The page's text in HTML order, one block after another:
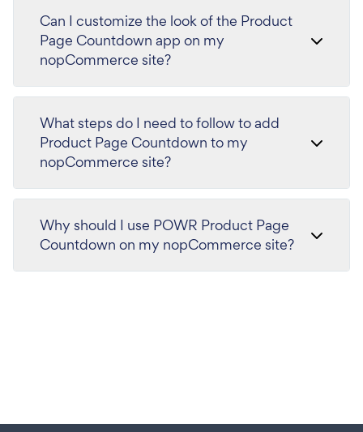
Can I customize the look of the Product
Page Countdown app on my
nopCommerce site?
What steps do I need to follow to add
Product Page Countdown to my
nopCommerce site?
Why should I use POWR Product Page
Countdown on my nopCommerce site?